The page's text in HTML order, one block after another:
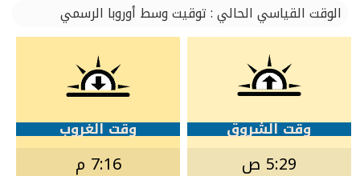
الوقت القياسي الحالي : توقيت وسط أوروبا الرسمي
وقت الشروق
5:29 ص
وقت الغروب
7:16 م